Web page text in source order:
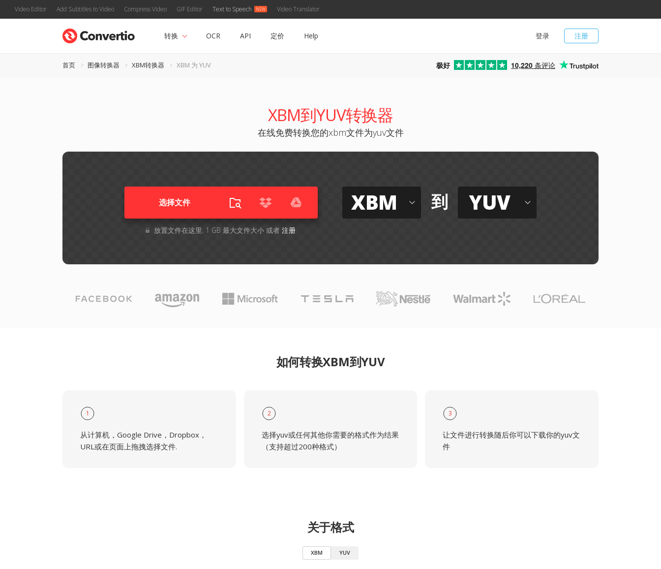
Video Editor Add Subtitles to Video Compress Video GIF Editor Text to Speech Video Translator
注册
登录
转换 OCR API 定价 Help
首页 图像转换器 XBM转换器 XBM 为 YUV 极好 10,220 条评论
XBM到YUV转换器
在线免费转换您的xbm文件为yuv文件
选择文件
放置文件在这里. 1 GB 最大文件大小 或者 注册
XBM 到 YUV
如何转换XBM到YUV
1
从计算机，Google Drive，Dropbox，
URL或在页面上拖拽选择文件.
2
选择yuv或任何其他你需要的格式作为结果
（支持超过200种格式）
3
让文件进行转换随后你可以下载你的yuv文
件
关于格式
XBM YUV